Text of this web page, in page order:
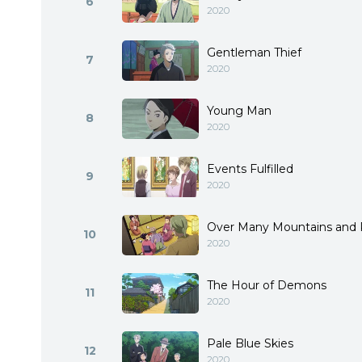
2020
7 Gentleman Thief
2020
8 Young Man
2020
9 Events Fulfilled
2020
10 Over Many Mountains and
2020
11 The Hour of Demons
2020
12 Pale Blue Skies
2020